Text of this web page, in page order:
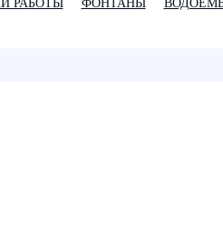
РАБОТЫ ФОНТАНЫ